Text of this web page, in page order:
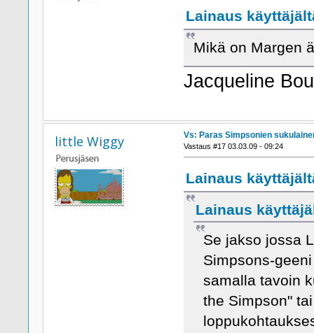
Lainaus
Mikä on Margen
Jacqueline
little Wiggy Vs: Paras Simpsonien
Vastaus #17 03.03.09 - 09:24
Lainaus
Lainaus
Se jakso jossa
Simpsons-
samalla tavoin
the Simpson"